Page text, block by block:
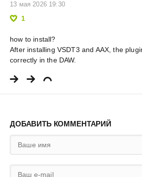
13 мая 2026 19:30
1
how to install?
After installing VSDT3 and AAX, the
correctly in the DAW.
ДОБАВИТЬ КОММЕНТАРИЙ